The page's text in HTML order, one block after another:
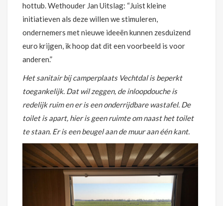
hottub. Wethouder Jan Uitslag: “Juist kleine
initiatieven als deze willen we stimuleren,
ondernemers met nieuwe ideeën kunnen zesduizend
euro krijgen, ik hoop dat dit een voorbeeld is voor
anderen.”
Het sanitair bij camperplaats Vechtdal is beperkt
toegankelijk. Dat wil zeggen, de inloopdouche is
redelijk ruim en er is een onderrijdbare wastafel. De
toilet is apart, hier is geen ruimte om naast het toilet
te staan. Er is een beugel aan de muur aan één kant.